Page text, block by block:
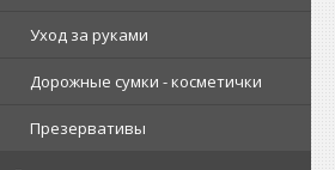
Уход за руками
Дорожные сумки - косметички
Презервативы